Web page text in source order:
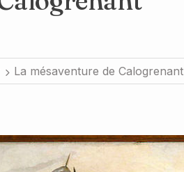
La mésaventure de Calogrenant